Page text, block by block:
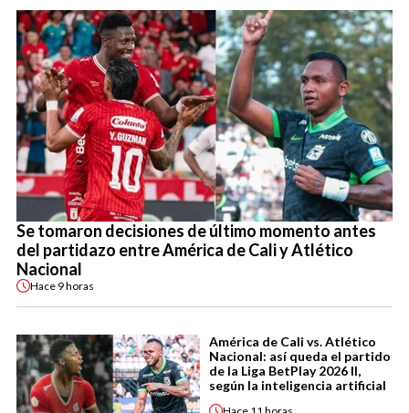
Se tomaron decisiones de último momento antes
del partidazo entre América de Cali y Atlético
Nacional
Hace 9 horas
América de Cali vs. Atlético
Nacional: así queda el partido
de la Liga BetPlay 2026 II,
según la inteligencia artificial